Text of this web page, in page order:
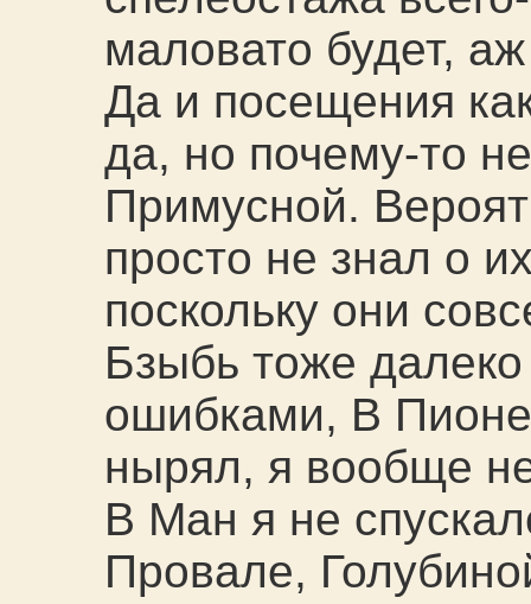
маловато будет,
Да и посещения
да, но почему-то
Примусной.
просто не знал о
поскольку они
Бзыбь тоже
ошибками, В
нырял, я вообще
В Ман я не
Провале,